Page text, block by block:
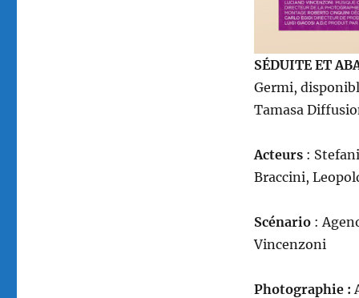
SÉDUITE ET
Germi,
Tamasa
Acteurs:
Braccini,
Scénario:
Vincenzoni
Photographie :